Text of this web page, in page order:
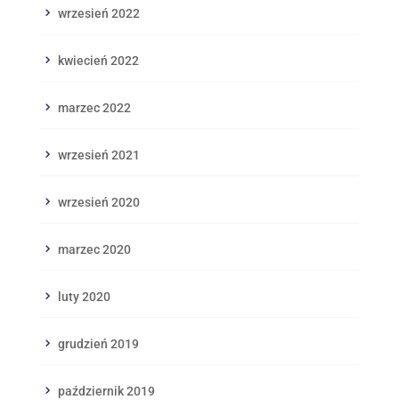
wrzesień 2022
kwiecień 2022
marzec 2022
wrzesień 2021
wrzesień 2020
marzec 2020
luty 2020
grudzień 2019
październik 2019